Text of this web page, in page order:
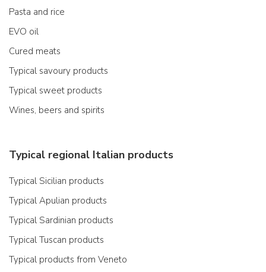
Pasta and rice
EVO oil
Cured meats
Typical savoury products
Typical sweet products
Wines, beers and spirits
Typical regional Italian products
Typical Sicilian products
Typical Apulian products
Typical Sardinian products
Typical Tuscan products
Typical products from Veneto